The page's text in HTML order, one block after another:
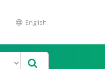
English